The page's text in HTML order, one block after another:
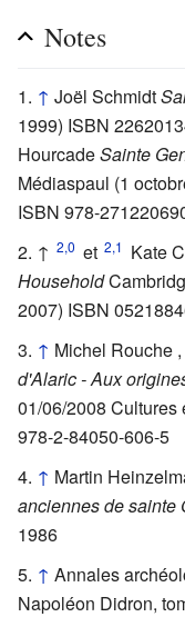
Notes
↑ Joël Schmidt
1999) ISBN
HourcadeSainte
Médiaspaul (1
ISBN 978-
↑ 2,0 et 2,1 Kate
Household
2007) ISBN
↑ Michel Rouche
d'Alaric - Aux
01/06/2008
978-2-84050-606-5
↑ Martin
anciennes de sainte
1986
↑ Annales
Napoléon Didron,